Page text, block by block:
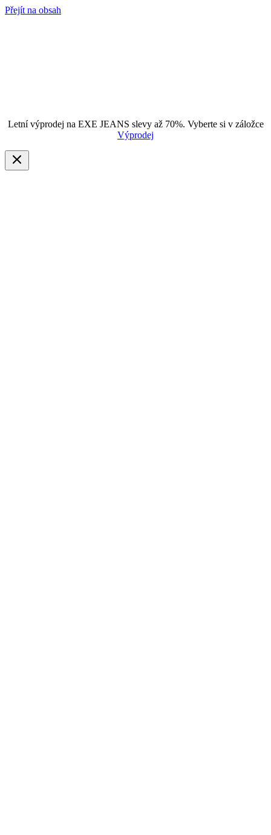
Přejít na obsah
Letní výprodej na EXE JEANS slevy až 70%. Vyberte si v záložce
Výprodej